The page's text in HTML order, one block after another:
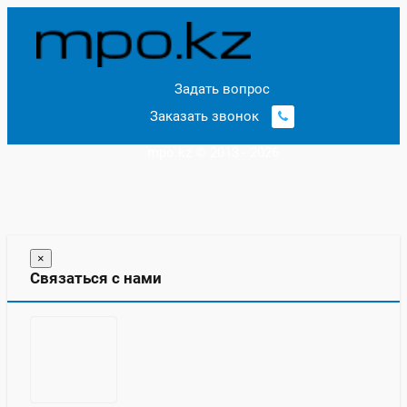
Задать вопрос
Заказать звонок
×
Связаться с нами